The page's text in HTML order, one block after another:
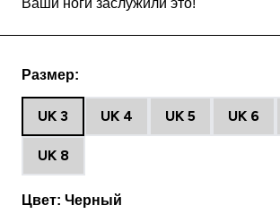
Ваши ноги заслужили это!
Размер:
UK 3 UK 4 UK 5 UK 6
UK 8
Цвет: Черный